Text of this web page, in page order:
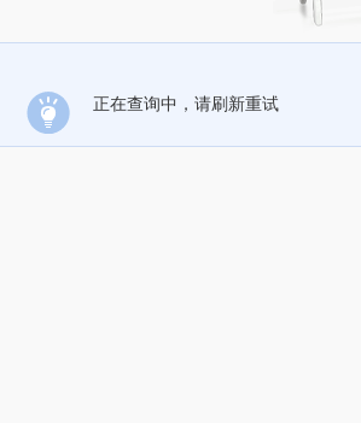
正在查询中，请刷新重试